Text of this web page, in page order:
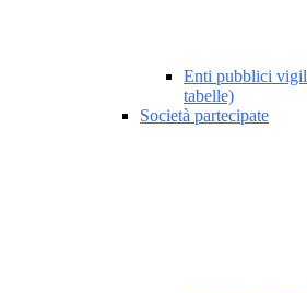
Enti pubblici
tabelle)
Società partecipate